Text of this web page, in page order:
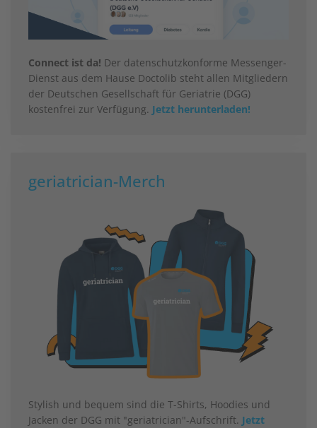
Connect ist da! Der datenschutzkonforme Messenger-
Dienst aus dem Hause Doctolib steht allen Mitgliedern
der Deutschen Gesellschaft für Geriatrie (DGG)
kostenfrei zur Verfügung. Jetzt herunterladen!
geriatrician-Merch
Stylish und bequem sind die T-Shirts, Hoodies und
Jacken der DGG mit "geriatrician"-Aufschrift. Jetzt